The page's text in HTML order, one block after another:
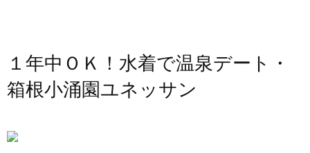
１年中ＯＫ！水着で温泉デート・
箱根小涌園ユネッサン